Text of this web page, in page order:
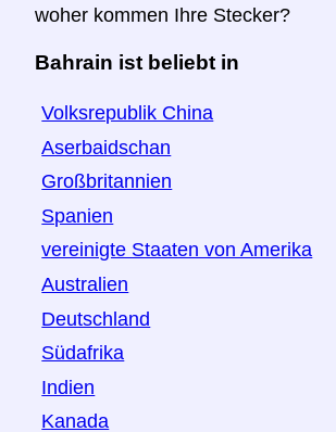
woher kommen Ihre Stecker?
Bahrain ist beliebt in
Volksrepublik China
Aserbaidschan
Großbritannien
Spanien
vereinigte Staaten von Amerika
Australien
Deutschland
Südafrika
Indien
Kanada